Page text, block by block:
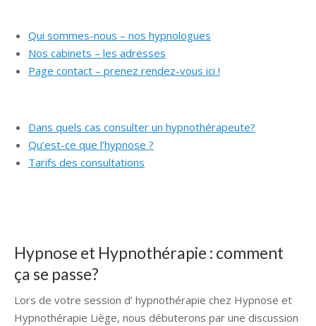
Qui sommes-nous – nos hypnologues
Nos cabinets – les adresses
Page contact – prenez rendez-vous ici !
Dans quels cas consulter un hypnothérapeute?
Qu’est-ce que l’hypnose ?
Tarifs des consultations
Hypnose et Hypnothérapie : comment
ça se passe?
Lors de votre session d’ hypnothérapie chez Hypnose et
Hypnothérapie Liège, nous débuterons par une discussion